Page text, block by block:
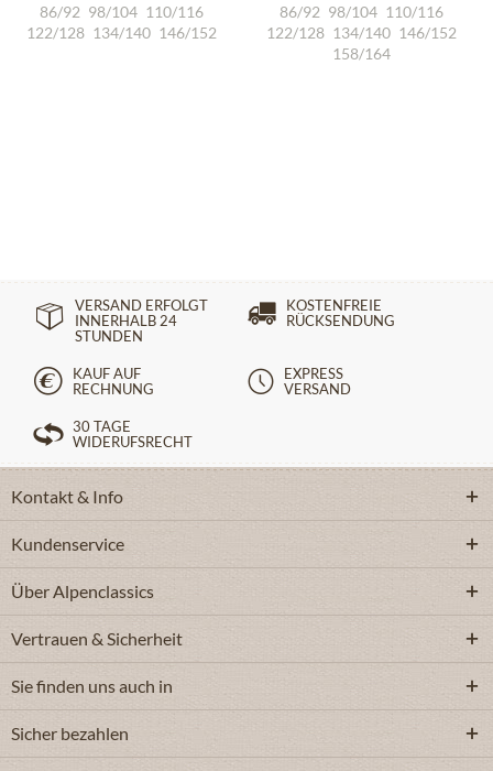
86/92 98/104 110/116
122/128 134/140 146/152
86/92 98/104 110/116
122/128 134/140 146/152
158/164
VERSAND ERFOLGT
INNERHALB 24
STUNDEN
KOSTENFREIE
RÜCKSENDUNG
KAUF AUF
RECHNUNG
EXPRESS
VERSAND
30 TAGE
WIDERUFSRECHT
Kontakt & Info
Kundenservice
Über Alpenclassics
Vertrauen & Sicherheit
Sie finden uns auch in
Sicher bezahlen